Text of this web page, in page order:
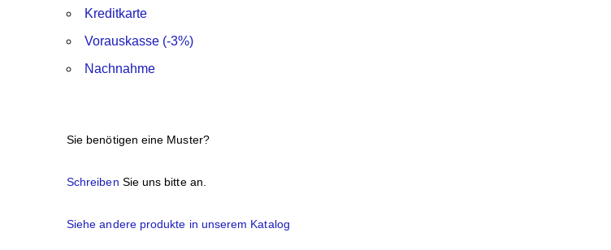
Kreditkarte
Vorauskasse (-3%)
Nachnahme
Sie benötigen eine Muster?
Schreiben Sie uns bitte an.
Siehe andere produkte in unserem Katalog